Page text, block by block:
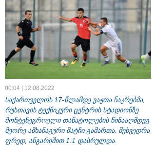
00:04 | 12.08.2022
საქართველოს 17-წლამდე ვაჟთა ნაკრებმა,
რუსთავის ტექნიკური ცენტრის სტადიონზე
მონტენეგროელი თანატოლების წინააღმდეგ
მეორე ამხანაგური მატჩი გამართა. შეხვედრა
ფრედ, ანგარიშით 1:1 დასრულდა.